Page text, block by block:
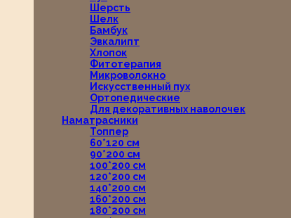
Шерсть
Шелк
Бамбук
Эвкалипт
Хлопок
Фитотерапия
Микроволокно
Искусственный пух
Ортопедические
Для декоративных наволочек
Наматрасники
Топпер
60*120 см
90*200 см
100*200 см
120*200 см
140*200 см
160*200 см
180*200 см